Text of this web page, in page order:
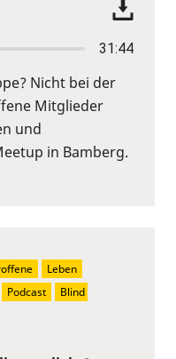
31:44
Nicht bei der
Mitglieder
und
in Bamberg.
Leben
Podcast
Blind